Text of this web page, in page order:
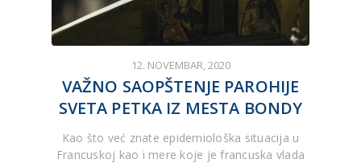
12. NOVEMBAR, 2020
VAŽNO SAOPŠTENJE PAROHIJE
SVETA PETKA IZ MESTA BONDY
Kao što već znate epidemiološka situacija u
Francuskoj kao i mere koje je francuska vlada